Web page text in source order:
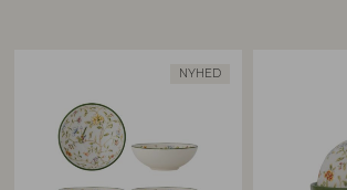
NYHED